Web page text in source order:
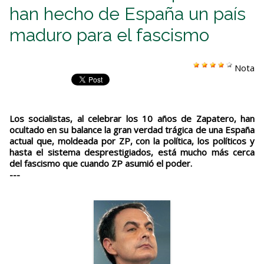
han hecho de España un país
maduro para el fascismo
Nota
Los socialistas, al celebrar los 10 años de Zapatero, han
ocultado en su balance la gran verdad trágica de una España
actual que, moldeada por ZP, con la política, los políticos y
hasta el sistema desprestigiados, está mucho más cerca
del fascismo que cuando ZP asumió el poder.
---